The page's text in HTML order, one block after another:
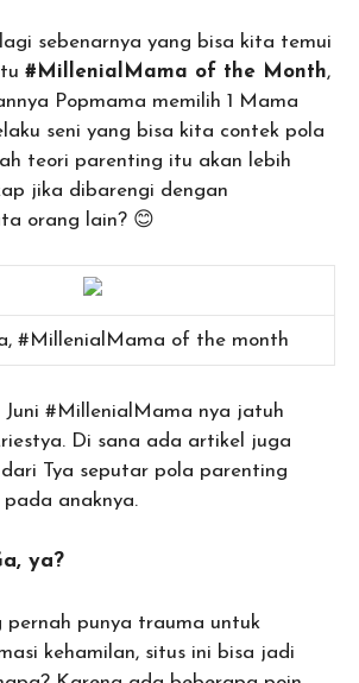
sebenarnya yang bisa kita temui
#MillenialMama of the Month,
Popmama memilih 1 Mama
seni yang bisa kita contek pola
teori parenting itu akan lebih
jika dibarengi dengan
orang lain? 😊
#MillenialMama of the month
Juni #MillenialMama nya jatuh
Di sana ada artikel juga
Tya seputar pola parenting
anaknya.
ya?
pernah punya trauma untuk
kehamilan, situs ini bisa jadi